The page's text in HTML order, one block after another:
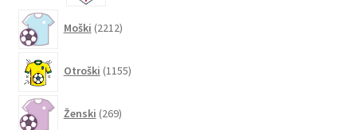
Moški 2212izdelkov
Otroški 1155izdelkov
Ženski 269izdelkov